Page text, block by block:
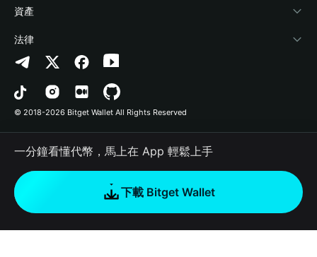
幫助中心
‌聯繫我們
品牌資源
工作機會
Crypto Swap API
Altcoin Season Index
Prediction Markets
DApp
RWA
如何購買加密貨幣
Bitget Wallet Pay
合作上架
安全防護技術
快捷買幣
授權檢測
合約檢測
批次轉帳
資產
Arbitrum
Avalanche
Bitcoin
Polygon
法律
隱私協議
用戶使用協議
© 2018-2026 Bitget Wallet All Rights Reserved
一分鐘看懂代幣，馬上在 App 輕鬆上手
下載 Bitget Wallet